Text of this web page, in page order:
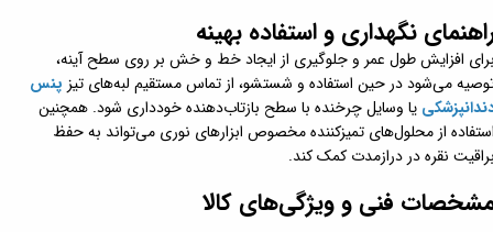
نگهداری و استفاده بهینه
افزایش طول عمر و جلوگیری از ایجاد خط و خش بر روی سطح آینه،
می‌شود در حین استفاده و شستشو، از تماس مستقیم لبه‌های تیز پنس
یا وسایل چرخنده با سطح بازتاب‌دهنده خودداری شود. همچنین
از محلول‌های تمیزکننده مخصوص ابزارهای نوری می‌تواند به حفظ
نقره در درازمدت کمک کند.
فنی و ویژگی‌های کالا